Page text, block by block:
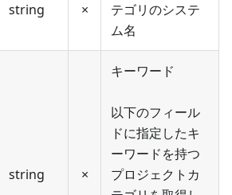
string ×
テゴリのシステ
ム名
string ×
キーワード
以下のフィール
ドに指定したキ
ーワードを持つ
プロジェクトカ